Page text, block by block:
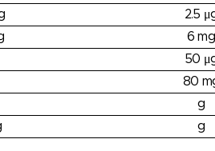
2.5
6 mg
50
80
g
g